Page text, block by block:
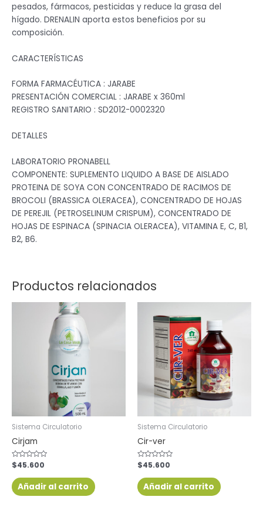
pesados, fármacos, pesticidas y reduce la grasa del
hígado. DRENALIN aporta estos beneficios por su
composición.
CARACTERÍSTICAS
FORMA FARMACÉUTICA : JARABE
PRESENTACIÓN COMERCIAL : JARABE x 360ml
REGISTRO SANITARIO : SD2012-0002320
DETALLES
LABORATORIO PRONABELL
COMPONENTE: SUPLEMENTO LIQUIDO A BASE DE AISLADO
PROTEINA DE SOYA CON CONCENTRADO DE RACIMOS DE
BROCOLI (BRASSICA OLERACEA), CONCENTRADO DE HOJAS
DE PEREJIL (PETROSELINUM CRISPUM), CONCENTRADO DE
HOJAS DE ESPINACA (SPINACIA OLERACEA), VITAMINA E, C, B1,
B2, B6.
Productos relacionados
Sistema Circulatorio
Cirjam
Valorado
con
de
5
$45.600
Añadir al carrito
Sistema Circulatorio
Cir-ver
Valorado
con
de
5
$45.600
Añadir al carrito